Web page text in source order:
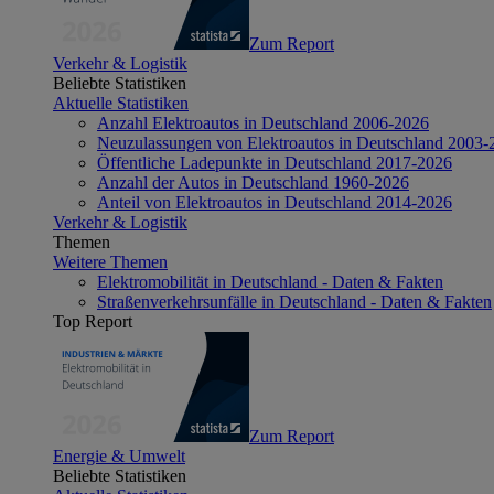
Zum Report
Verkehr & Logistik
Beliebte Statistiken
Aktuelle Statistiken
Anzahl Elektroautos in Deutschland 2006-2026
Neuzulassungen von Elektroautos in Deutschland 2003-
Öffentliche Ladepunkte in Deutschland 2017-2026
Anzahl der Autos in Deutschland 1960-2026
Anteil von Elektroautos in Deutschland 2014-2026
Verkehr & Logistik
Themen
Weitere Themen
Elektromobilität in Deutschland - Daten & Fakten
Straßenverkehrsunfälle in Deutschland - Daten & Fakten
Top Report
Zum Report
Energie & Umwelt
Beliebte Statistiken